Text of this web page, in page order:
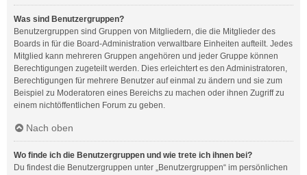
Was sind Benutzergruppen?
Benutzergruppen sind Gruppen von Mitgliedern, die die Mitglieder des
Boards in für die Board-Administration verwaltbare Einheiten aufteilt. Jedes
Mitglied kann mehreren Gruppen angehören und jeder Gruppe können
Berechtigungen zugeteilt werden. Dies erleichtert es den Administratoren,
Berechtigungen für mehrere Benutzer auf einmal zu ändern und sie zum
Beispiel zu Moderatoren eines Bereichs zu machen oder ihnen Zugriff zu
einem nichtöffentlichen Forum zu geben.
Nach oben
Wo finde ich die Benutzergruppen und wie trete ich ihnen bei?
Du findest die Benutzergruppen unter „Benutzergruppen“ im persönlichen